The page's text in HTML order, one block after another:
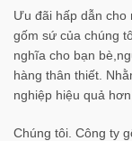
Ưu đãi hấp dẫn cho
gốm sứ của chúng
nghĩa cho bạn
hàng thân thiết.
nghiệp hiệu quả
Chúng tôi. Công ty